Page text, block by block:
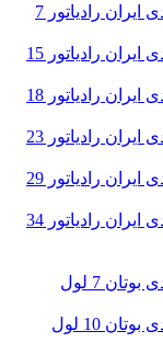
حوله خشک کن فولادی ایران رادیاتور 7
حوله خشک کن فولادی ایران رادیاتور 15
حوله خشک کن فولادی ایران رادیاتور 18
حوله خشک کن فولادی ایران رادیاتور 23
حوله خشک کن فولادی ایران رادیاتور 29
حوله خشک کن فولادی ایران رادیاتور 34
حوله خشک کن فولادی بوتان 7 لول
حوله خشک کن فولادی بوتان 10 لول